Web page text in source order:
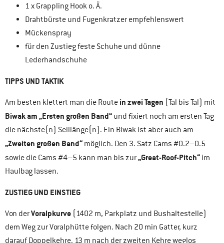
1 x Grappling Hook o. Ä.
Drahtbürste und Fugenkratzer empfehlenswert
Mückenspray
für den Zustieg feste Schuhe und dünne
Lederhandschuhe
TIPPS UND TAKTIK
Am besten klettert man die Route in zwei Tagen (Tal bis Tal) mit
Biwak am „Ersten großen Band“ und fixiert noch am ersten Tag
die nächste(n) Seillänge(n). Ein Biwak ist aber auch am
„Zweiten großen Band“ möglich. Den 3. Satz Cams #0.2–0.5
sowie die Cams #4–5 kann man bis zur„Great-Roof-Pitch“ im
Haulbag lassen.
ZUSTIEG UND EINSTIEG
Von derVoralpkurve (1402 m, Parkplatz und Bushaltestelle)
dem Weg zur Voralphütte folgen. Nach 20 min Gatter, kurz
darauf Doppelkehre. 13 m nach der zweiten Kehre weglos